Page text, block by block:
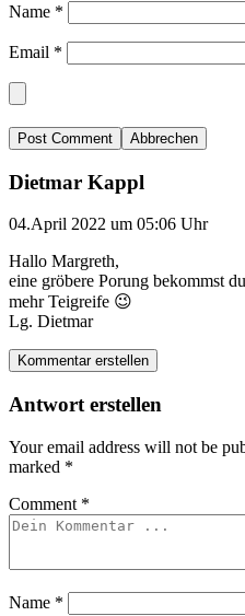
Name *
Email *
Abbrechen
Dietmar Kappl
04.April 2022 um 05:06 Uhr
Hallo Margreth,
eine gröbere Porung bekommst
mehr Teigreife 😉
Lg. Dietmar
Kommentar erstellen
Antwort erstellen
Your email address will not be
marked *
Comment *
Name *